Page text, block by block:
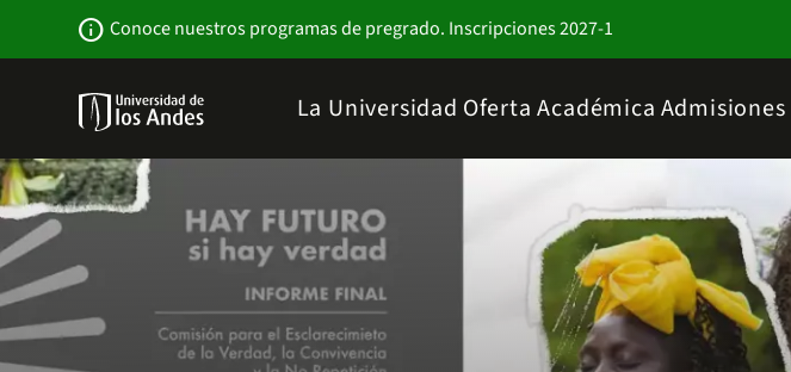
info Conoce nuestros programas de pregrado. Inscripciones 2027-1
La Universidad Oferta Académica Admisiones